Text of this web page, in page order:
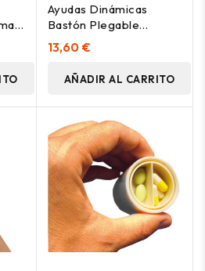
Ayudas Dinámicas
Bastón Plegable
Fashion Bali
13,60 €
AÑADIR AL CARRITO